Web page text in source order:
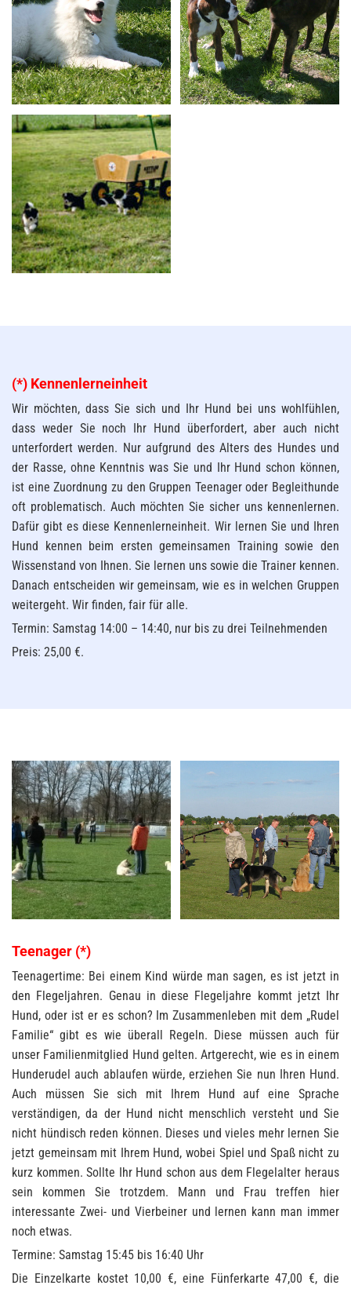
(*) Kennenlerneinheit
Wir möchten, dass Sie sich und Ihr Hund bei uns wohlfühlen,
dass weder Sie noch Ihr Hund überfordert, aber auch nicht
unterfordert werden. Nur aufgrund des Alters des Hundes und
der Rasse, ohne Kenntnis was Sie und Ihr Hund schon können,
ist eine Zuordnung zu den Gruppen Teenager oder Begleithunde
oft problematisch. Auch möchten Sie sicher uns kennenlernen.
Dafür gibt es diese Kennenlerneinheit. Wir lernen Sie und Ihren
Hund kennen beim ersten gemeinsamen Training sowie den
Wissenstand von Ihnen. Sie lernen uns sowie die Trainer kennen.
Danach entscheiden wir gemeinsam, wie es in welchen Gruppen
weitergeht. Wir finden, fair für alle.
Termin: Samstag 14:00 – 14:40, nur bis zu drei Teilnehmenden
Preis: 25,00 €.
Teenager (*)
Teenagertime: Bei einem Kind würde man sagen, es ist jetzt in
den Flegeljahren. Genau in diese Flegeljahre kommt jetzt Ihr
Hund, oder ist er es schon? Im Zusammenleben mit dem „Rudel
Familie“ gibt es wie überall Regeln. Diese müssen auch für
unser Familienmitglied Hund gelten. Artgerecht, wie es in einem
Hunderudel auch ablaufen würde, erziehen Sie nun Ihren Hund.
Auch müssen Sie sich mit Ihrem Hund auf eine Sprache
verständigen, da der Hund nicht menschlich versteht und Sie
nicht hündisch reden können. Dieses und vieles mehr lernen Sie
jetzt gemeinsam mit Ihrem Hund, wobei Spiel und Spaß nicht zu
kurz kommen. Sollte Ihr Hund schon aus dem Flegelalter heraus
sein kommen Sie trotzdem. Mann und Frau treffen hier
interessante Zwei- und Vierbeiner und lernen kann man immer
noch etwas.
Termine: Samstag 15:45 bis 16:40 Uhr
Die Einzelkarte kostet 10,00 €, eine Fünferkarte 47,00 €, die